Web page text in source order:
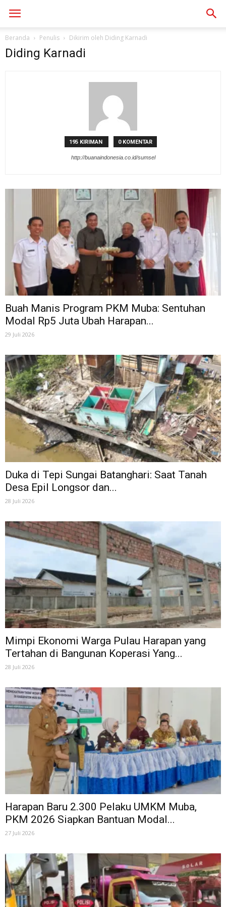
Beranda Penulis Dikirim oleh Diding Karnadi
Diding Karnadi
195 KIRIMAN 0 KOMENTAR
http://buanaindonesia.co.id/sumsel
Buah Manis Program PKM Muba: Sentuhan
Modal Rp5 Juta Ubah Harapan...
29 Juli 2026
Duka di Tepi Sungai Batanghari: Saat Tanah
Desa Epil Longsor dan...
28 Juli 2026
Mimpi Ekonomi Warga Pulau Harapan yang
Tertahan di Bangunan Koperasi Yang...
28 Juli 2026
Harapan Baru 2.300 Pelaku UMKM Muba,
PKM 2026 Siapkan Bantuan Modal...
27 Juli 2026